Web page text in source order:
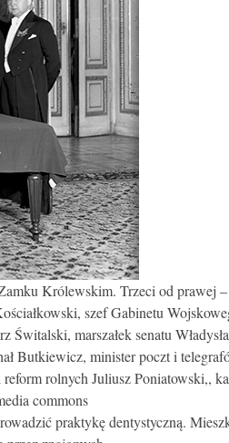
Królewskim. Trzeci od prawej
szef Gabinetu
Świtalski, marszałek senatu
Butkiewicz, minister poczt i
rolnych Juliusz Poniatowski,,
commons
praktykę dentystyczną.